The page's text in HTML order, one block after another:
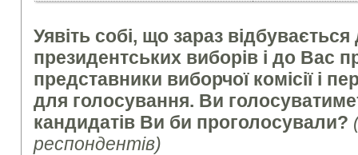
Уявіть собі, що зараз
президентських виборів і до Вас
представники виборчої комісії і
для голосування. Ви
кандидатів Ви би проголосували?
респондентів)